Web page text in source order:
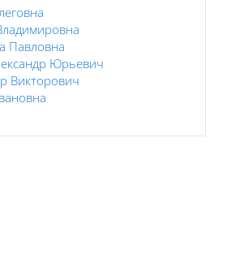
Павловна
Юрьевич
Викторович